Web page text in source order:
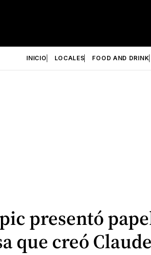
INICIO LOCALES FOOD AND DRINK
presentó
que creó Claude